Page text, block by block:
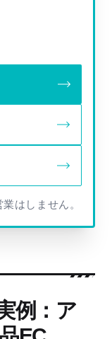
はしません。
例：ア